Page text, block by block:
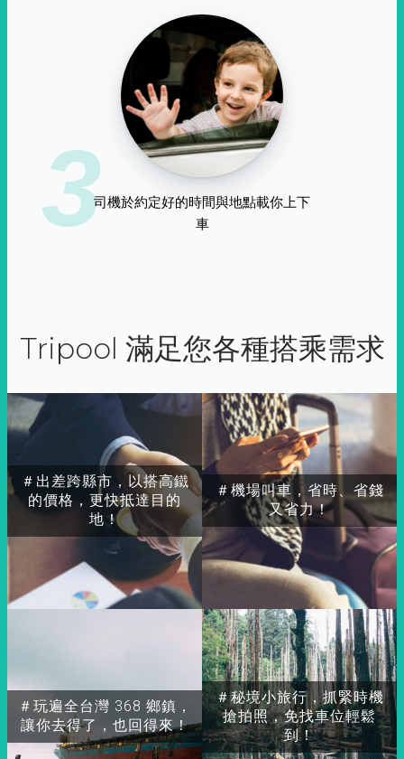
3司機於約定好的時間與地點載你上下
車
Tripool 滿足您各種搭乘需求
＃出差跨縣市，以搭高鐵
的價格，更快抵達目的
地！
＃玩遍全台灣 368 鄉鎮，
讓你去得了，也回得來！
＃秘境小旅行，抓緊時機
搶拍照，免找車位輕鬆
到！
＃機場叫車，省時、省錢
又省力！